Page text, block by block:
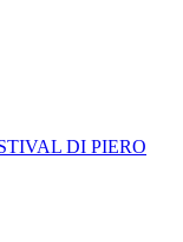
DI PIERO